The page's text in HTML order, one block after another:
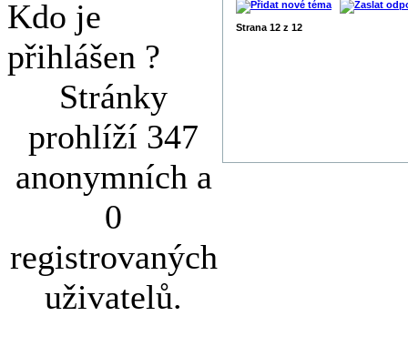
Kdo je
přihlášen ?
Stránky
prohlíží 347
anonymních a
0
registrovaných
uživatelů.
Strana 12 z 12